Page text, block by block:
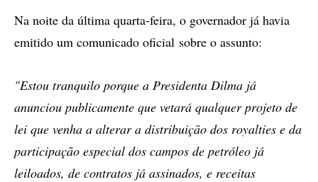
Na noite da última quarta-feira, o governador já havia
emitido um comunicado oficial sobre o assunto:
"Estou tranquilo porque a Presidenta Dilma já
anunciou publicamente que vetará qualquer projeto de
lei que venha a alterar a distribuição dos royalties e da
participação especial dos campos de petróleo já
leiloados, de contratos já assinados, e receitas